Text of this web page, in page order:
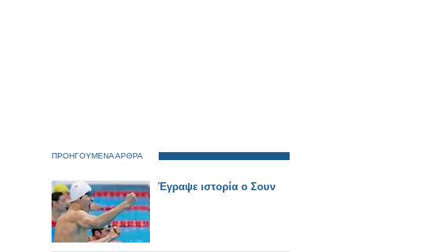
ΠΡΟΗΓΟΥΜΕΝΑ ΑΡΘΡΑ
Έγραψε ιστορία ο Σουν